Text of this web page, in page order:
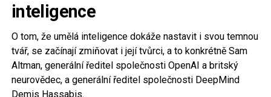
inteligence
O tom, že umělá inteligence dokáže nastavit i svou temnou
tvář, se začínají zmiňovat i její tvůrci, a to konkrétně Sam
Altman, generální ředitel společnosti OpenAI a britský
neurovědec, a generální ředitel společnosti DeepMind
Demis Hassabis.